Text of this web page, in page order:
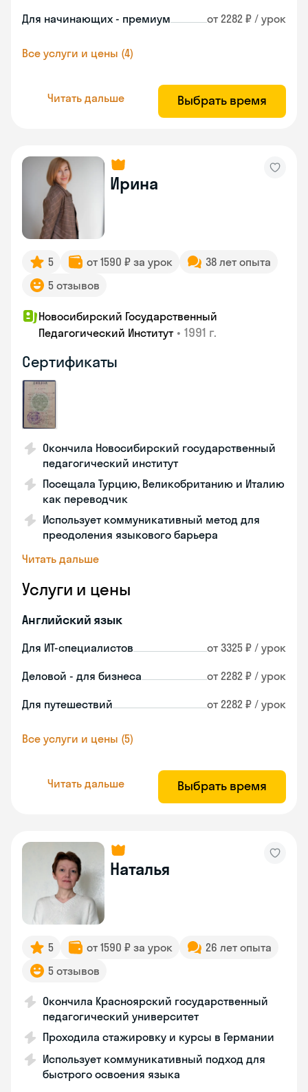
Для начинающих - премиум от 2282 ₽ / урок
Все услуги и цены (4)
Читать дальше Выбрать время
Ирина
5 от 1590 ₽ за урок
38 лет опыта
5 отзывов
Новосибирский Государственный
Педагогический Институт • 1991 г.
Сертификаты
Окончила Новосибирский государственный
педагогический институт
Посещала Турцию, Великобританию и Италию
как переводчик
Использует коммуникативный метод для
преодоления языкового барьера
Читать дальше
Услуги и цены
Английский язык
Для ИТ-специалистов от 3325 ₽ / урок
Деловой - для бизнеса от 2282 ₽ / урок
Для путешествий от 2282 ₽ / урок
Все услуги и цены (5)
Читать дальше Выбрать время
Наталья
5 от 1590 ₽ за урок
26 лет опыта
5 отзывов
Окончила Красноярский государственный
педагогический университет
Проходила стажировку и курсы в Германии
Использует коммуникативный подход для
быстрого освоения языка